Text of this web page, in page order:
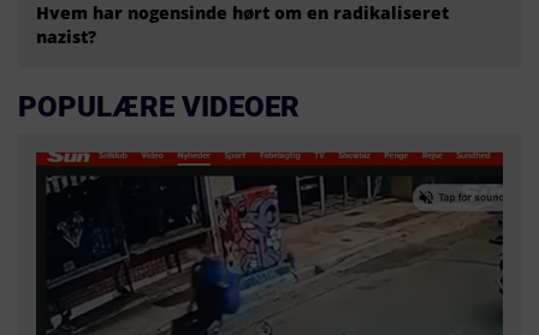
Hvem har nogensinde hørt om en radikaliseret
nazist?
POPULÆRE VIDEOER